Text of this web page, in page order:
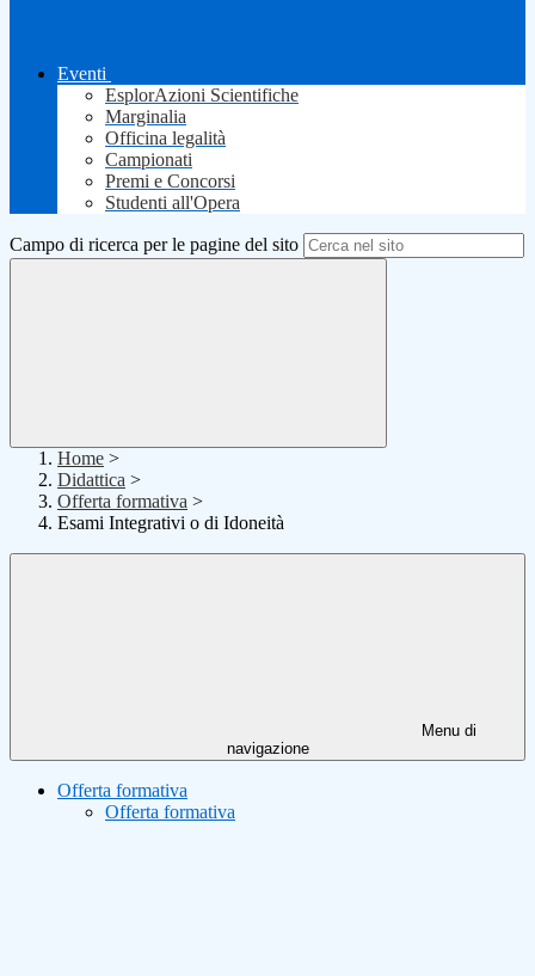
Eventi
EsplorAzioni Scientifiche
Marginalia
Officina legalità
Campionati
Premi e Concorsi
Studenti all'Opera
Campo di ricerca per le pagine del sito
Home >
Didattica >
Offerta formativa >
Esami Integrativi o di Idoneità
Menu di
navigazione
Offerta formativa
Offerta formativa